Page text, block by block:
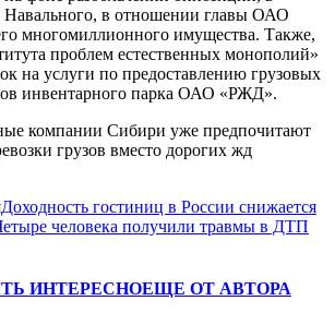
Навального, в отношении главы ОАО
многомиллионного имущества. Также,
проблем естественных монополий»
на услуги по предоставлению грузовых
инвентарного парка ОАО «РЖД».
компании Сибири уже предпочитают
грузов вместо дорогих жд
Доходность гостиниц в России снижается
человека получили травмы в ДТП
ИНТЕРЕСНОЕЩЕ ОТ АВТОРА